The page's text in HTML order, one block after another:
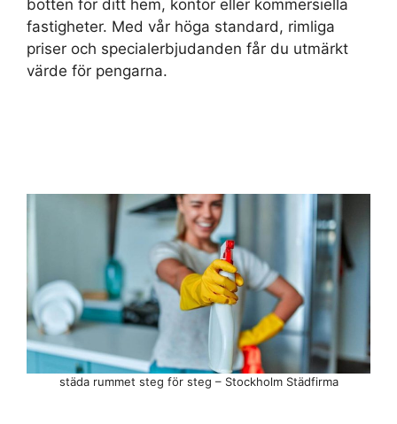
botten för ditt hem, kontor eller kommersiella
fastigheter. Med vår höga standard, rimliga
priser och specialerbjudanden får du utmärkt
värde för pengarna.
städa rummet steg för steg – Stockholm Städfirma